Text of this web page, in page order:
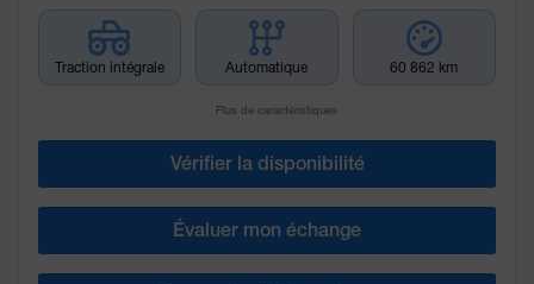
Traction intégrale Automatique 60 862 km
Plus de caractéristiques
Vérifier la disponibilité
Évaluer mon échange